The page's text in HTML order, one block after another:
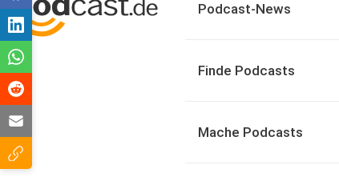
Podcast-News
Finde Podcasts
Mache Podcasts